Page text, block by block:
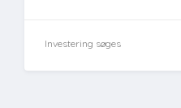
Investering søges